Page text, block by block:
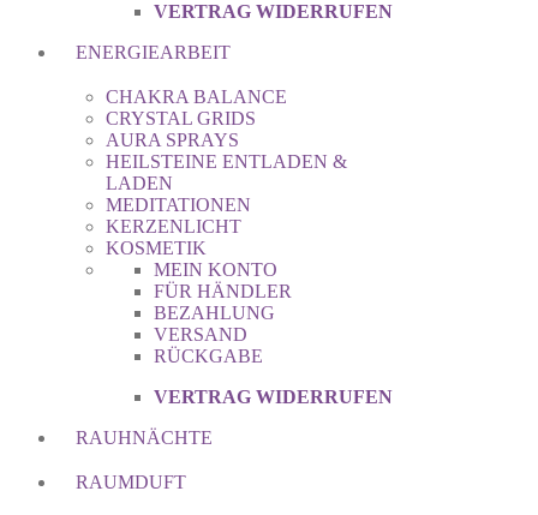
VERTRAG WIDERRUFEN
ENERGIEARBEIT
CHAKRA BALANCE
CRYSTAL GRIDS
AURA SPRAYS
HEILSTEINE ENTLADEN &
LADEN
MEDITATIONEN
KERZENLICHT
KOSMETIK
MEIN KONTO
FÜR HÄNDLER
BEZAHLUNG
VERSAND
RÜCKGABE
VERTRAG WIDERRUFEN
RAUHNÄCHTE
RAUMDUFT